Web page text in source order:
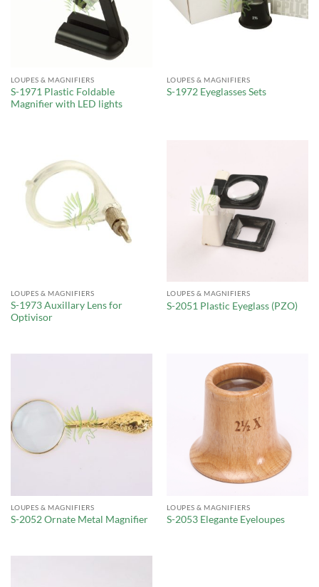
LOUPES & MAGNIFIERS
S-1971 Plastic Foldable
Magnifier with LED lights
LOUPES & MAGNIFIERS
S-1972 Eyeglasses Sets
LOUPES & MAGNIFIERS
S-1973 Auxillary Lens for
Optivisor
LOUPES & MAGNIFIERS
S-2051 Plastic Eyeglass (PZO)
LOUPES & MAGNIFIERS
S-2052 Ornate Metal Magnifier
LOUPES & MAGNIFIERS
S-2053 Elegante Eyeloupes